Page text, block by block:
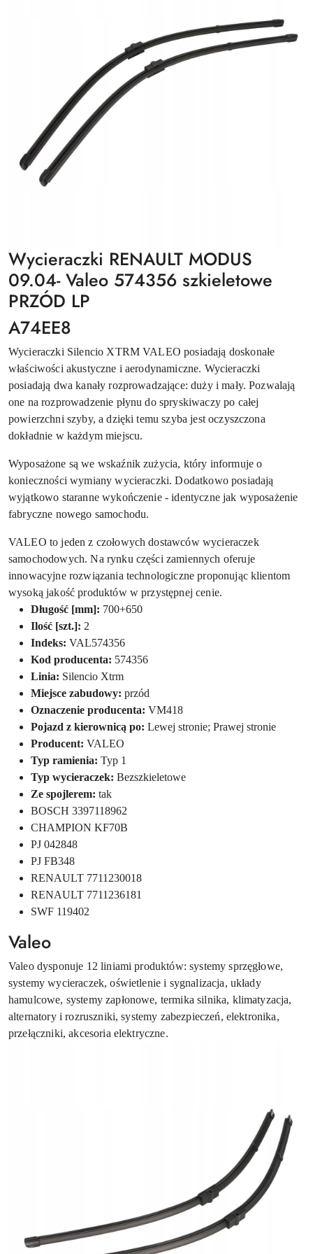
Wycieraczki RENAULT MODUS
09.04- Valeo 574356 szkieletowe
PRZÓD LP
A74EE8
Wycieraczki Silencio XTRM VALEO posiadają doskonałe
właściwości akustyczne i aerodynamiczne. Wycieraczki
posiadają dwa kanały rozprowadzające: duży i mały. Pozwalają
one na rozprowadzenie płynu do spryskiwaczy po całej
powierzchni szyby, a dzięki temu szyba jest oczyszczona
dokładnie w każdym miejscu.
Wyposażone są we wskaźnik zużycia, który informuje o
konieczności wymiany wycieraczki. Dodatkowo posiadają
wyjątkowo staranne wykończenie - identyczne jak wyposażenie
fabryczne nowego samochodu.
VALEO to jeden z czołowych dostawców wycieraczek
samochodowych. Na rynku części zamiennych oferuje
innowacyjne rozwiązania technologiczne proponując klientom
wysoką jakość produktów w przystępnej cenie.
Długość [mm]: 700+650
Ilość [szt.]: 2
Indeks: VAL574356
Kod producenta: 574356
Linia: Silencio Xtrm
Miejsce zabudowy: przód
Oznaczenie producenta: VM418
Pojazd z kierownicą po: Lewej stronie; Prawej stronie
Producent: VALEO
Typ ramienia: Typ 1
Typ wycieraczek: Bezszkieletowe
Ze spojlerem: tak
BOSCH 3397118962
CHAMPION KF70B
PJ 042848
PJ FB348
RENAULT 7711230018
RENAULT 7711236181
SWF 119402
Valeo
Valeo dysponuje 12 liniami produktów: systemy sprzęgłowe,
systemy wycieraczek, oświetlenie i sygnalizacja, układy
hamulcowe, systemy zapłonowe, termika silnika, klimatyzacja,
alternatory i rozruszniki, systemy zabezpieczeń, elektronika,
przełączniki, akcesoria elektryczne.